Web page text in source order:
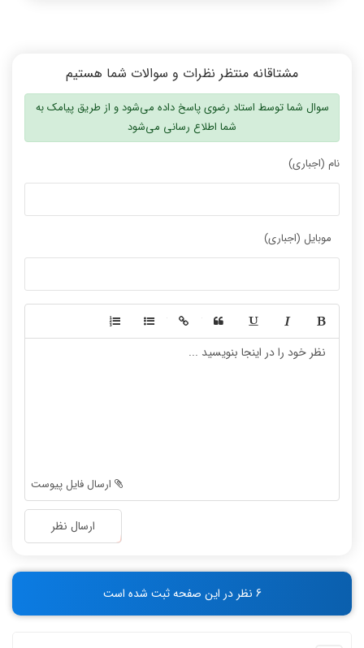
مشتاقانه منتظر نظرات و سوالات شما هستیم
سوال شما توسط استاد رضوی پاسخ داده می‌شود و از طریق پیامک به
شما اطلاع رسانی می‌شود
نام (اجباری)
موبایل (اجباری)
-
-
-
-
-
-
-
ارسال نظر
6 نظر در این صفحه ثبت شده است